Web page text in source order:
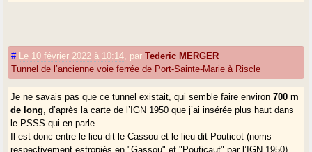
# Le 10 février 2022 à 10:14 parTederic MERGER
Tunnel de l’ancienne voie ferrée de Port-Sainte-Marie à Riscle
Je ne savais pas que ce tunnel existait, qui semble faire environ700 m
de long , d’après la carte de l’IGN 1950 que j’ai insérée plus haut dans
le PSSS qui en parle.
Il est donc entre le lieu-dit le Cassou et le lieu-dit Pouticot (noms
respectivement estropiés en "Gassou" et "Pouticaut" par l’IGN 1950),